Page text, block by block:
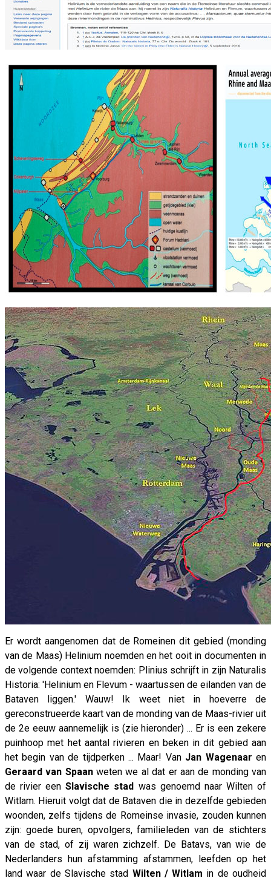
Er wordt aangenomen dat de Romeinen dit gebied (monding
van de Maas) Helinium noemden en het ooit in documenten in
de volgende context noemden: Plinius schrijft in zijn Naturalis
Historia: 'Helinium en Flevum - waartussen de eilanden van de
Bataven liggen.' Wauw! Ik weet niet in hoeverre de
gereconstrueerde kaart van de monding van de Maas-rivier uit
de 2e eeuw aannemelijk is (zie hieronder) ... Er is een zekere
puinhoop met het aantal rivieren en beken in dit gebied aan
het begin van de tijdperken ... Maar! Van Jan Wagenaar en
Geraard van Spaanweten we al dat er aan de monding van
de rivier eenSlavische stad was genoemd naar Wilten of
Witlam. Hieruit volgt dat de Bataven die in dezelfde gebieden
woonden, zelfs tijdens de Romeinse invasie, zouden kunnen
zijn: goede buren, opvolgers, familieleden van de stichters
van de stad, of zij waren zichzelf. De Batavs, van wie de
Nederlanders hun afstamming afstammen, leefden op het
land waar de Slavische stad Wilten / Witlam in de oudheid